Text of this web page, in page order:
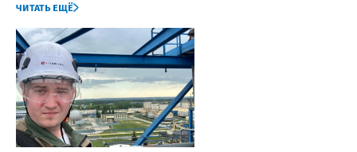
читать ещё